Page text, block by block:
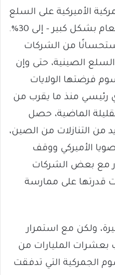
الأميركية على السلع
الصينية المفروضة هذا العام بشكل كبير – إلى 30%.
من الشركات
السلع الصينية، حتى وإن
فرضتها الولايات
رئيسي منذ ما يقرب من
الماضية، حصل
من التنازلات من الصين،
الأميركي ووقف
مع بعض الشركات
قدرتها على ممارسة
ولكن مع استمرار
بعشرات المليارات من
الجمركية التي تدفقت